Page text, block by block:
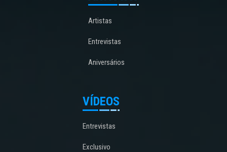
Artistas
Entrevistas
Aniversários
VÍDEOS
Entrevistas
Exclusivo